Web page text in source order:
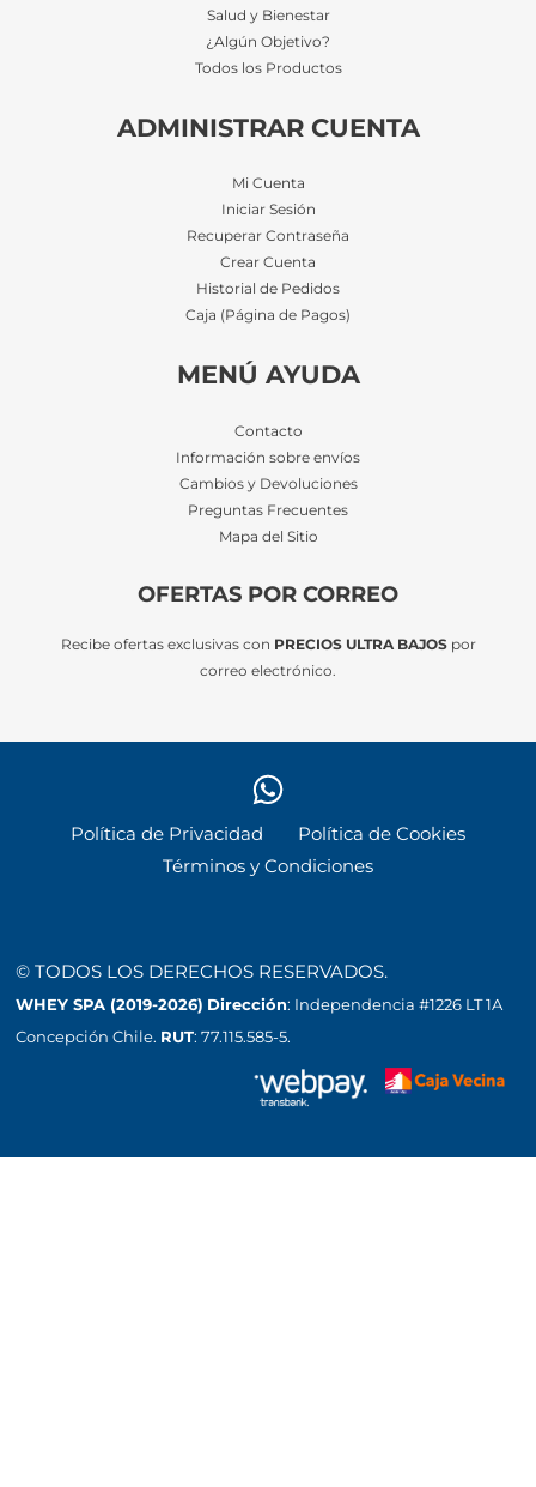
Salud y Bienestar
¿Algún Objetivo?
Todos los Productos
ADMINISTRAR CUENTA
Mi Cuenta
Iniciar Sesión
Recuperar Contraseña
Crear Cuenta
Historial de Pedidos
Caja (Página de Pagos)
MENÚ AYUDA
Contacto
Información sobre envíos
Cambios y Devoluciones
Preguntas Frecuentes
Mapa del Sitio
OFERTAS POR CORREO
Recibe ofertas exclusivas con PRECIOS ULTRA BAJOSpor
correo electrónico.
Política de Privacidad
Política de Cookies
Términos y Condiciones
© TODOS LOS DERECHOS RESERVADOS.
WHEY SPA (2019-2026) Dirección: Independencia #1226 LT 1A
Concepción Chile. RUT: 77.115.585-5.